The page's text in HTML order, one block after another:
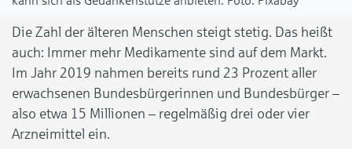
Die Zahl der älteren Menschen steigt stetig. Das heißt
auch: Immer mehr Medikamente sind auf dem Markt.
Im Jahr 2019 nahmen bereits rund 23 Prozent aller
erwachsenen Bundesbürgerinnen und Bundesbürger –
also etwa 15 Millionen – regelmäßig drei oder vier
Arzneimittel ein.